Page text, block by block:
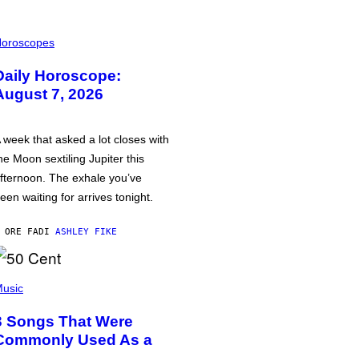
Horoscope:
7, 2026
week that asked a lot closes with
Moon sextiling Jupiter this
The exhale you’ve
waiting for arrives tonight.
ORE FADI ASHLEY FIKE
Songs That Were
Used As a